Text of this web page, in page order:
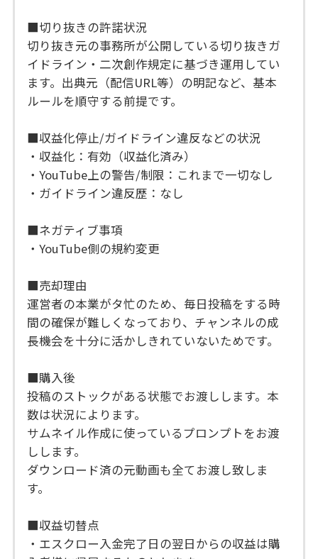
■切り抜きの許諾状況
切り抜き元の事務所が公開している切り抜きガ
イドライン・二次創作規定に基づき運用してい
ます。出典元（配信URL等）の明記など、基本
ルールを順守する前提です。
■収益化停止/ガイドライン違反などの状況
・収益化：有効（収益化済み）
・YouTube上の警告/制限：これまで一切なし
・ガイドライン違反歴：なし
■ネガティブ事項
・YouTube側の規約変更
■売却理由
運営者の本業がタ忙のため、毎日投稿をする時
間の確保が難しくなっており、チャンネルの成
長機会を十分に活かしきれていないためです。
■購入後
投稿のストックがある状態でお渡しします。本
数は状況によります。
サムネイル作成に使っているプロンプトをお渡
しします。
ダウンロード済の元動画も全てお渡し致しま
す。
■収益切替点
・エスクロー入金完了日の翌日からの収益は購